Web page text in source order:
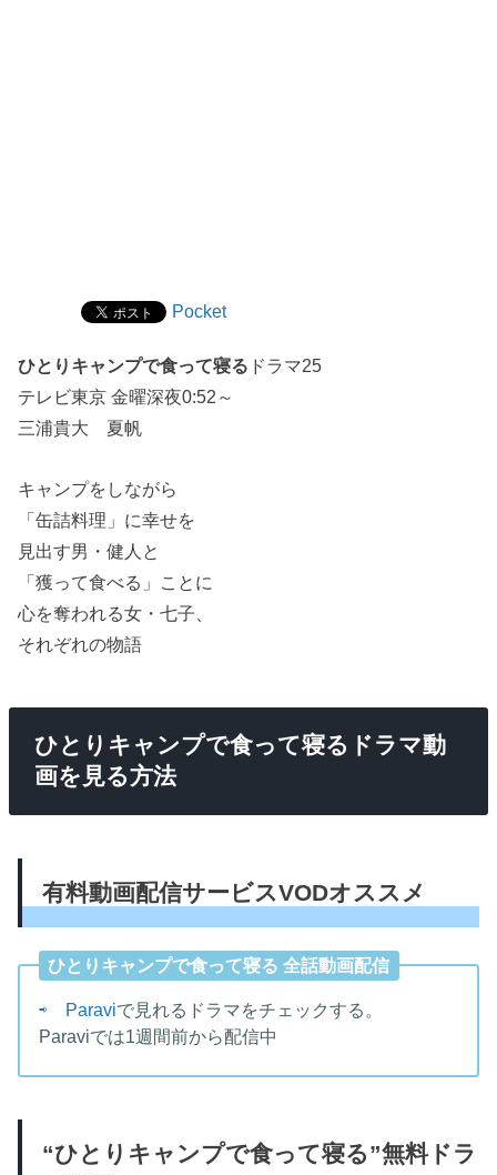
Pocket
ひとりキャンプで食って寝る ドラマ25
テレビ東京 金曜深夜0:52～
三浦貴大 夏帆
キャンプをしながら
「缶詰料理」に幸せを
見出す男・健人と
「獲って食べる」ことに
心を奪われる女・七子、
それぞれの物語
ひとりキャンプで食って寝るドラマ動
画を見る方法
有料動画配信サービスVODオススメ
ひとりキャンプで食って寝る 全話動画配信
⇨ Paraviで見れるドラマをチェックする。
Paraviでは1週間前から配信中
“ひとりキャンプで食って寝る”無料ドラ